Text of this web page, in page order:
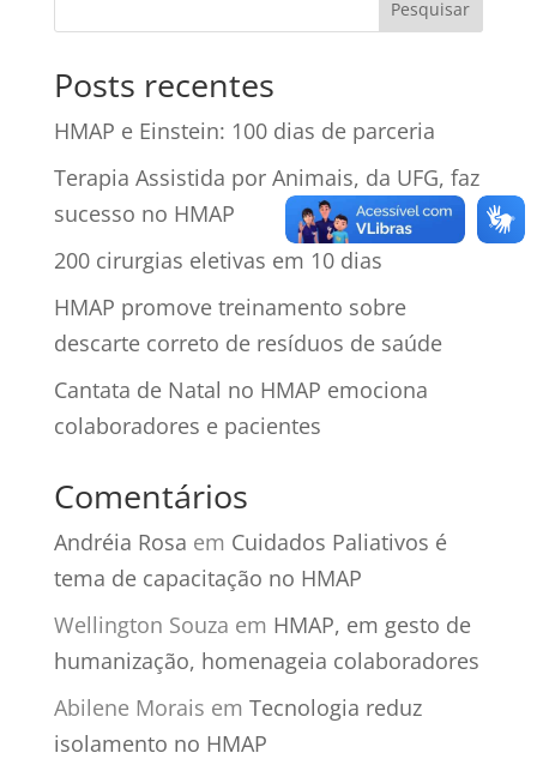
Posts recentes
HMAP e Einstein: 100 dias de parceria
Terapia Assistida por Animais, da UFG, faz
sucesso no HMAP
200 cirurgias eletivas em 10 dias
HMAP promove treinamento sobre
descarte correto de resíduos de saúde
Cantata de Natal no HMAP emociona
colaboradores e pacientes
Comentários
Andréia Rosa em Cuidados Paliativos é
tema de capacitação no HMAP
Wellington Souza em HMAP, em gesto de
humanização, homenageia colaboradores
Abilene Morais em Tecnologia reduz
isolamento no HMAP